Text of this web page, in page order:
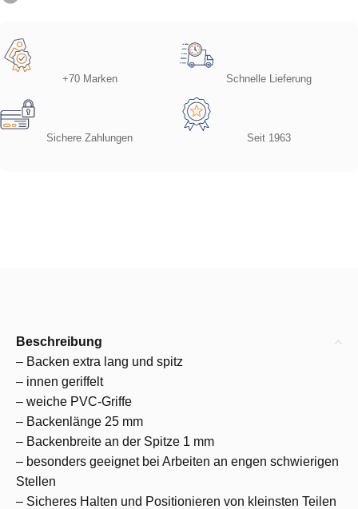
+70 Marken Schnelle Lieferung
Sichere Zahlungen Seit 1963
Beschreibung
– Backen extra lang und spitz
– innen geriffelt
– weiche PVC-Griffe
– Backenlänge 25 mm
– Backenbreite an der Spitze 1 mm
– besonders geeignet bei Arbeiten an engen schwierigen
Stellen
– Sicheres Halten und Positionieren von kleinsten Teilen